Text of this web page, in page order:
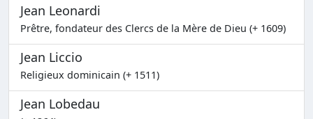
Jean Leonardi
Prêtre, fondateur des Clercs de la Mère de Dieu (+ 1609)
Jean Liccio
Religieux dominicain (+ 1511)
Jean Lobedau